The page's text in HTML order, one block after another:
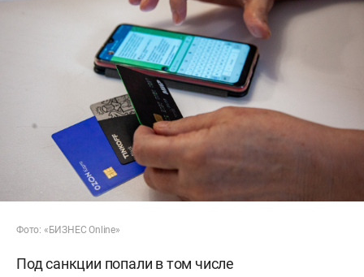
Фото: «БИЗНЕС Online»
Под санкции попали в том числе